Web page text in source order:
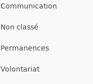
Communication
Non classé
Permanences
Volontariat